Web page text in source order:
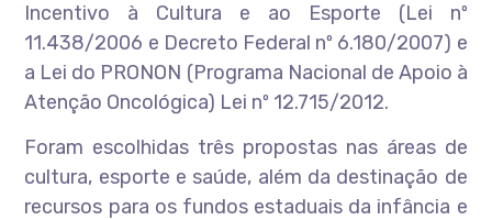
Incentivo à Cultura e ao Esporte (Lei nº
11.438/2006 e Decreto Federal nº 6.180/2007) e
a Lei do PRONON (Programa Nacional de Apoio à
Atenção Oncológica) Lei nº 12.715/2012.
Foram escolhidas três propostas nas áreas de
cultura, esporte e saúde, além da destinação de
recursos para os fundos estaduais da infância e